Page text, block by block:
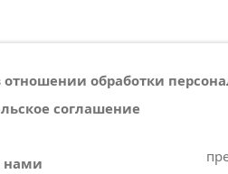
отношении обработки
соглашение
нами